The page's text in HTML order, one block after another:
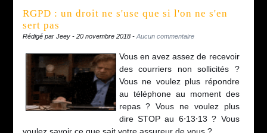
RGPD : un droit ne s'use que si l'on ne s'en
sert pas
Rédigé par Jeey - 20 novembre 2018 - Aucun commentaire
Vous en avez assez de recevoir
des courriers non sollicités ?
Vous ne voulez plus répondre
au téléphone au moment des
repas ? Vous ne voulez plus
dire STOP au 6⋅13⋅13 ? Vous